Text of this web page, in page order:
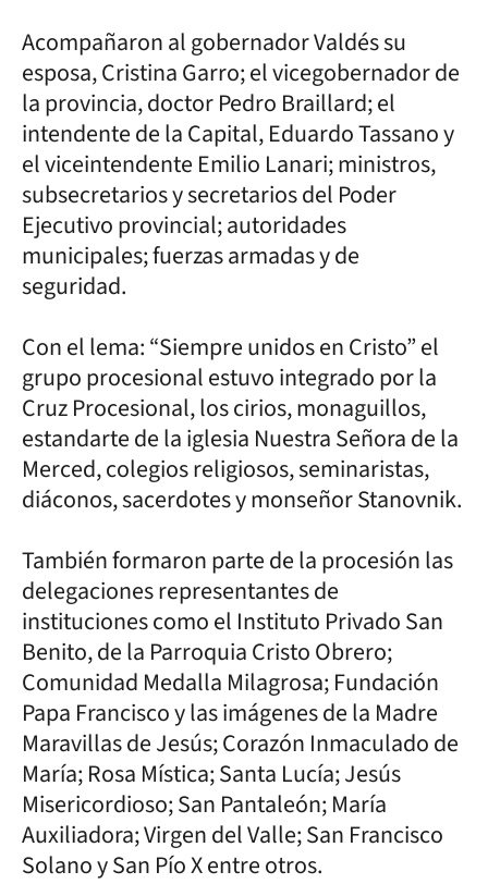
Acompañaron al gobernador Valdés su
esposa, Cristina Garro; el vicegobernador de
la provincia, doctor Pedro Braillard; el
intendente de la Capital, Eduardo Tassano y
el viceintendente Emilio Lanari; ministros,
subsecretarios y secretarios del Poder
Ejecutivo provincial; autoridades
municipales; fuerzas armadas y de
seguridad.
Con el lema: “Siempre unidos en Cristo” el
grupo procesional estuvo integrado por la
Cruz Procesional, los cirios, monaguillos,
estandarte de la iglesia Nuestra Señora de la
Merced, colegios religiosos, seminaristas,
diáconos, sacerdotes y monseñor Stanovnik.
También formaron parte de la procesión las
delegaciones representantes de
instituciones como el Instituto Privado San
Benito, de la Parroquia Cristo Obrero;
Comunidad Medalla Milagrosa; Fundación
Papa Francisco y las imágenes de la Madre
Maravillas de Jesús; Corazón Inmaculado de
María; Rosa Mística; Santa Lucía; Jesús
Misericordioso; San Pantaleón; María
Auxiliadora; Virgen del Valle; San Francisco
Solano y San Pío X entre otros.